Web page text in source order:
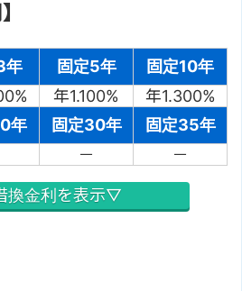
年 固定5年
固定10年
年1.100%
年1.300%
年 固定30年
固定35年
－ －
換金利を表示▽